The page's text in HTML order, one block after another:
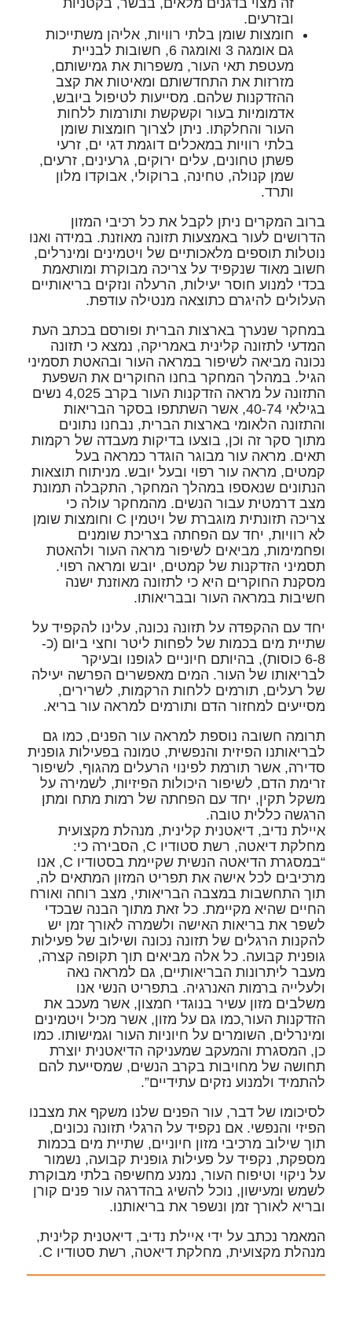
זה מצוי בדגנים מלאים, בבשר, בקטניות
ובזרעים.
חומצות שומן בלתי רוויות, אליהן משתייכות
גם אומגה 3 ואומגה 6, חשובות לבניית
מעטפת תאי העור, משפרות את גמישותם,
מזרזות את התחדשותם ומאיטות את קצב
ההזדקנות שלהם. מסייעות לטיפול ביובש,
אדמומיות בעור וקשקשת ותורמות ללחות
העור והחלקתו. ניתן לצרוך חומצות שומן
בלתי רוויות במאכלים דוגמת דגי ים, זרעי
פשתן טחונים, עלים ירוקים, גרעינים, זרעים,
שמן קנולה, טחינה, ברוקולי, אבוקדו מלון
ותרד.
ברוב המקרים ניתן לקבל את כל רכיבי המזון
הדרושים לעור באמצעות תזונה מאוזנת. במידה ואנו
נוטלות תוספים מלאכותיים של ויטמינים ומינרלים,
חשוב מאוד שנקפיד על צריכה מבוקרת ומותאמת
בכדי למנוע חוסר יעילות, הרעלה ונזקים בריאותיים
העלולים להיגרם כתוצאה מנטילה עודפת.
במחקר שנערך בארצות הברית ופורסם בכתב העת
המדעי לתזונה קלינית באמריקה, נמצא כי תזונה
נכונה מביאה לשיפור במראה העור ובהאטת תסמיני
הגיל. במהלך המחקר בחנו החוקרים את השפעת
התזונה על מראה הזדקנות העור בקרב 4,025 נשים
בגילאי 40-74, אשר השתתפו בסקר הבריאות
והתזונה הלאומי בארצות הברית, נבחנו נתונים
מתוך סקר זה וכן, בוצעו בדיקות מעבדה של רקמות
תאים. מראה עור מבוגר הוגדר כמראה בעל
קמטים, מראה עור רפוי ובעל יובש. מניתוח תוצאות
הנתונים שנאספו במהלך המחקר, התקבלה תמונת
מצב דרמטית עבור הנשים. מהמחקר עולה כי
צריכה תזונתית מוגברת של ויטמין C וחומצות שומן
לא רוויות, יחד עם הפחתה בצריכת שומנים
ופחמימות, מביאים לשיפור מראה העור ולהאטת
תסמיני הזדקנות של קמטים, יובש ומראה רפוי.
מסקנת החוקרים היא כי לתזונה מאוזנת ישנה
חשיבות במראה העור ובבריאותו.
יחד עם ההקפדה על תזונה נכונה, עלינו להקפיד על
שתיית מים בכמות של לפחות ליטר וחצי ביום (כ-
6-8 כוסות), בהיותם חיוניים לגופנו ובעיקר
לבריאותו של העור. המים מאפשרים הפרשה יעילה
של רעלים, תורמים ללחות הרקמות, לשרירים,
מסייעים למחזור הדם ותורמים למראה עור בריא.
תרומה חשובה נוספת למראה עור הפנים, כמו גם
לבריאותנו הפיזית והנפשית, טמונה בפעילות גופנית
סדירה, אשר תורמת לפינוי הרעלים מהגוף, לשיפור
זרימת הדם, לשיפור היכולות הפיזיות, לשמירה על
משקל תקין, יחד עם הפחתה של רמות מתח ומתן
הרגשה כללית טובה.
איילת נדיב, דיאטנית קלינית, מנהלת מקצועית
מחלקת דיאטה, רשת סטודיו C, הסבירה כי:
“במסגרת הדיאטה הנשית שקיימת בסטודיו C, אנו
מרכיבים לכל אישה את תפריט המזון המתאים לה,
תוך התחשבות במצבה הבריאותי, מצב רוחה ואורח
החיים שהיא מקיימת. כל זאת מתוך הבנה שבכדי
לשפר את בריאות האישה ולשמרה לאורך זמן יש
להקנות הרגלים של תזונה נכונה ושילוב של פעילות
גופנית קבועה. כל אלה מביאים תוך תקופה קצרה,
מעבר ליתרונות הבריאותיים, גם למראה נאה
ולעלייה ברמות האנרגיה. בתפריט הנשי אנו
משלבים מזון עשיר בנוגדי חמצון, אשר מעכב את
הזדקנות העור,כמו גם על מזון, אשר מכיל ויטמינים
ומינרלים, השומרים על חיוניות העור וגמישותו. כמו
כן, המסגרת והמעקב שמעניקה הדיאטנית יוצרת
תחושה של מחויבות בקרב הנשים, שמסייעת להם
להתמיד ולמנוע נזקים עתידיים”.
לסיכומו של דבר, עור הפנים שלנו משקף את מצבנו
הפיזי והנפשי. אם נקפיד על הרגלי תזונה נכונים,
תוך שילוב מרכיבי מזון חיוניים, שתיית מים בכמות
מספקת, נקפיד על פעילות גופנית קבועה, נשמור
על ניקוי וטיפוח העור, נמנע מחשיפה בלתי מבוקרת
לשמש ומעישון, נוכל להשיג בהדרגה עור פנים קורן
ובריא לאורך זמן ונשפר את בריאותנו.
המאמר נכתב על ידי איילת נדיב, דיאטנית קלינית,
מנהלת מקצועית, מחלקת דיאטה, רשת סטודיו C.